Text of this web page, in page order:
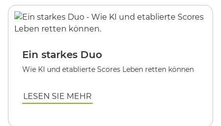
Ein starkes Duo
Wie KI und etablierte Scores Leben retten können
LESEN SIE MEHR